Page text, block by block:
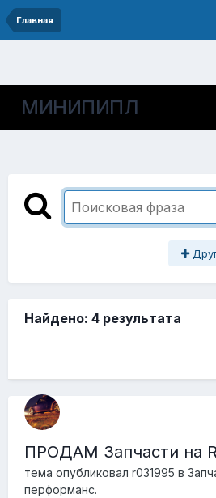
Главная
МИНИПИПЛ
Найдено: 4 результата
ПРОДАМ Запчасти на
тема опубликовал r031995 в
перформанс.